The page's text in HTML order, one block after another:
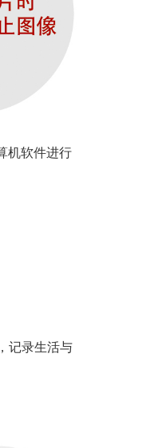
机软件进行
记录生活与